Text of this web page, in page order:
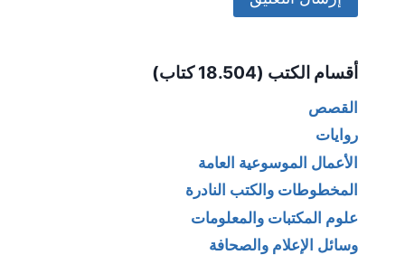
أقسام الكتب (18.504 كتاب)
القصص
روايات
الأعمال الموسوعية العامة
المخطوطات والكتب النادرة
علوم المكتبات والمعلومات
وسائل الإعلام والصحافة